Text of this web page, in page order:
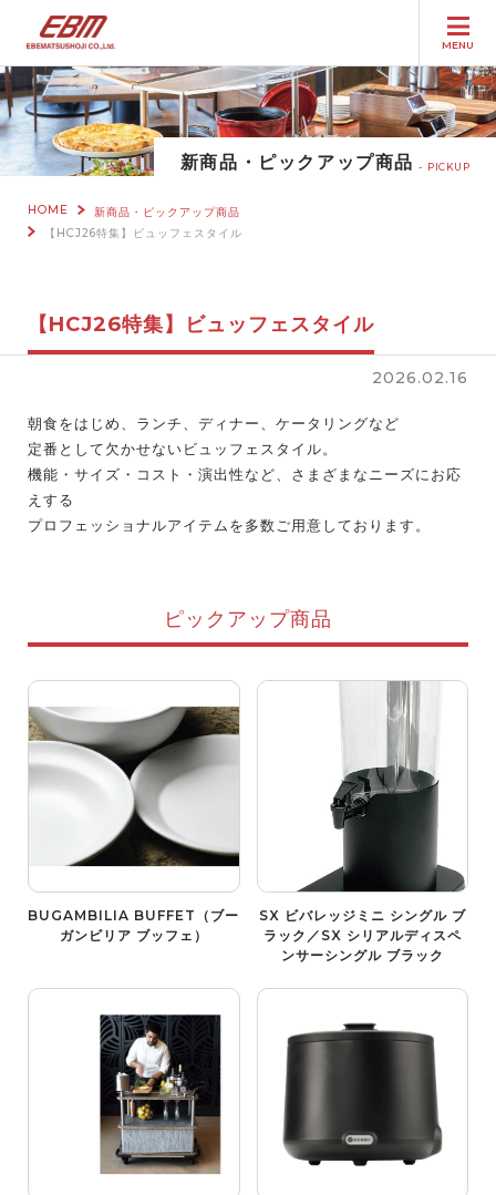
MENU
新商品・ピックアップ商品 PICKUP
HOME
新商品・ピックアップ商品
【HCJ26特集】ビュッフェスタイル
【HCJ26特集】ビュッフェスタイル
2026.02.16
朝食をはじめ、ランチ、ディナー、ケータリングなど
定番として欠かせないビュッフェスタイル。
機能・サイズ・コスト・演出性など、さまざまなニーズにお応
えする
プロフェッショナルアイテムを多数ご用意しております。
ピックアップ商品
BUGAMBILIA BUFFET（ブー
ガンビリア ブッフェ）
SX ビバレッジミニ シングル ブ
ラック／SX シリアルディスペ
ンサーシングル ブラック